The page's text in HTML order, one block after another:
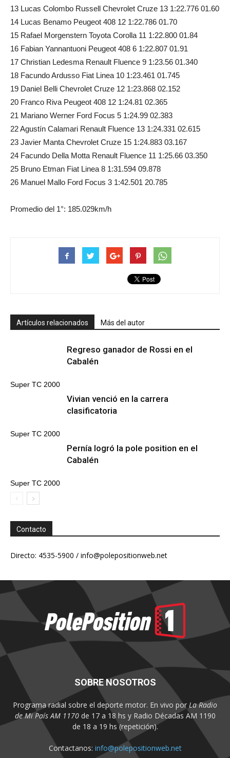
13 Lucas Colombo Russell Chevrolet Cruze 13 1:22.776 01.60
14 Lucas Benamo Peugeot 408 12 1:22.786 01.70
15 Rafael Morgenstern Toyota Corolla 11 1:22.800 01.84
16 Fabian Yannantuoni Peugeot 408 6 1:22.807 01.91
17 Christian Ledesma Renault Fluence 9 1:23.56 01.340
18 Facundo Ardusso Fiat Linea 10 1:23.461 01.745
19 Daniel Belli Chevrolet Cruze 12 1:23.868 02.152
20 Franco Riva Peugeot 408 12 1:24.81 02.365
21 Mariano Werner Ford Focus 5 1:24.99 02.383
22 Agustín Calamari Renault Fluence 13 1:24.331 02.615
23 Javier Manta Chevrolet Cruze 15 1:24.883 03.167
24 Facundo Della Motta Renault Fluence 11 1:25.66 03.350
25 Bruno Etman Fiat Linea 8 1:31.594 09.878
26 Manuel Mallo Ford Focus 3 1:42.501 20.785
Promedio del 1°: 185.029km/h
Artículos relacionados Más del autor
Super TC 2000
Regreso ganador de Rossi en el
Cabalén
Super TC 2000
Vivian venció en la carrera
clasificatoria
Super TC 2000
Pernía logró la pole position en el
Cabalén
Contacto
Directo: 4535-5900 / info@polepositionweb.net
SOBRE NOSOTROS
Programa radial sobre el deporte motor. En vivo por La Radio
de Mi País AM 1170de 17 a 18 hs y Radio Décadas AM 1190
de 18 a 19 hs (repetición).
Contactanos: info@polepositionweb.net